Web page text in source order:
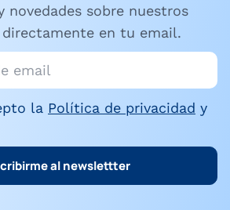
novedades sobre nuestros
en tu email.
la Política de privacidad y
al newslettter